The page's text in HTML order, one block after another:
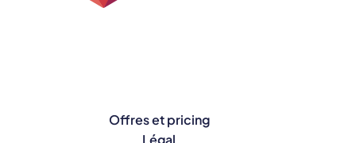
Offres et pricing
Légal